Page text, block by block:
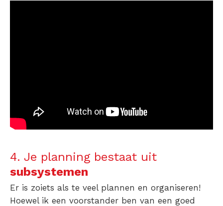
4. Je planning bestaat uit
subsystemen
Er is zoiets als te veel plannen en organiseren!
Hoewel ik een voorstander ben van een goed